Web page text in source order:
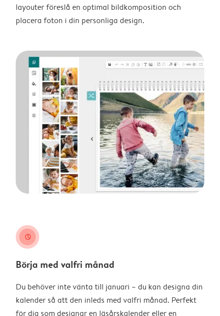
layouter föreslå en optimal bildkomposition och
placera foton i din personliga design.
clock
Börja med valfri månad
Du behöver inte vänta till januari – du kan designa din
kalender så att den inleds med valfri månad. Perfekt
för dig som designar en läsårskalender eller en